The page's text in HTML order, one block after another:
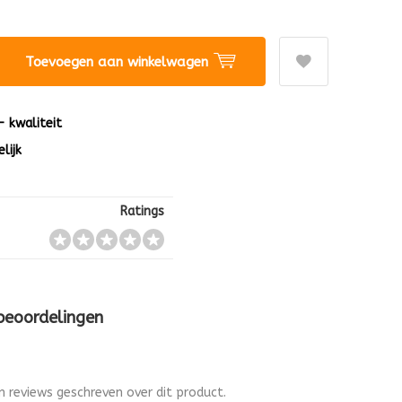
Toevoegen aan winkelwagen
kwaliteit
Ratings
reviews geschreven over dit product.